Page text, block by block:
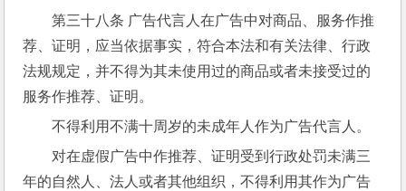
第三十八条 广告代言人在广告中对商品、服务作推
荐、证明，应当依据事实，符合本法和有关法律、行政
法规规定，并不得为其未使用过的商品或者未接受过的
服务作推荐、证明。
不得利用不满十周岁的未成年人作为广告代言人。
对在虚假广告中作推荐、证明受到行政处罚未满三
年的自然人、法人或者其他组织，不得利用其作为广告